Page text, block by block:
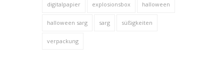
digitalpapier explosionsbox halloween
halloween sarg sarg süßigkeiten
verpackung